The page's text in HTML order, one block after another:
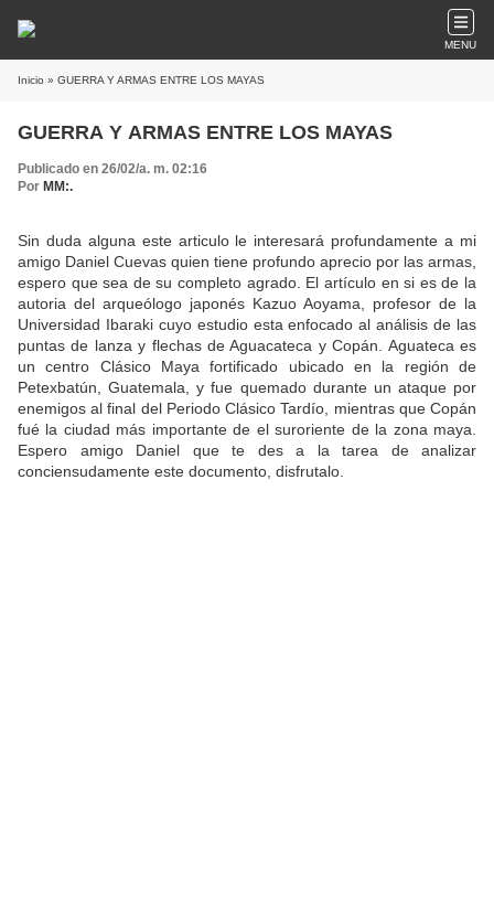
MENU
Inicio » GUERRA Y ARMAS ENTRE LOS MAYAS
GUERRA Y ARMAS ENTRE LOS MAYAS
Publicado en 26/02/a. m. 02:16
Por MM:.
Sin duda alguna este articulo le interesará profundamente a mi
amigo Daniel Cuevas quien tiene profundo aprecio por las armas,
espero que sea de su completo agrado. El artículo en si es de la
autoria del arqueólogo japonés Kazuo Aoyama, profesor de la
Universidad Ibaraki cuyo estudio esta enfocado al análisis de las
puntas de lanza y flechas de Aguacateca y Copán. Aguateca es
un centro Clásico Maya fortificado ubicado en la región de
Petexbatún, Guatemala, y fue quemado durante un ataque por
enemigos al final del Periodo Clásico Tardío, mientras que Copán
fué la ciudad más importante de el suroriente de la zona maya.
Espero amigo Daniel que te des a la tarea de analizar
conciensudamente este documento, disfrutalo.